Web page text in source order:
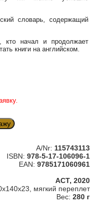
словарь, содержащий
кто начал и продолжает
книги на английском.
A/Nr: 115743113
ISBN: 978-5-17-106096-1
EAN: 9785171060961
АСТ, 2020
мягкий переплет
Вес: 280 г